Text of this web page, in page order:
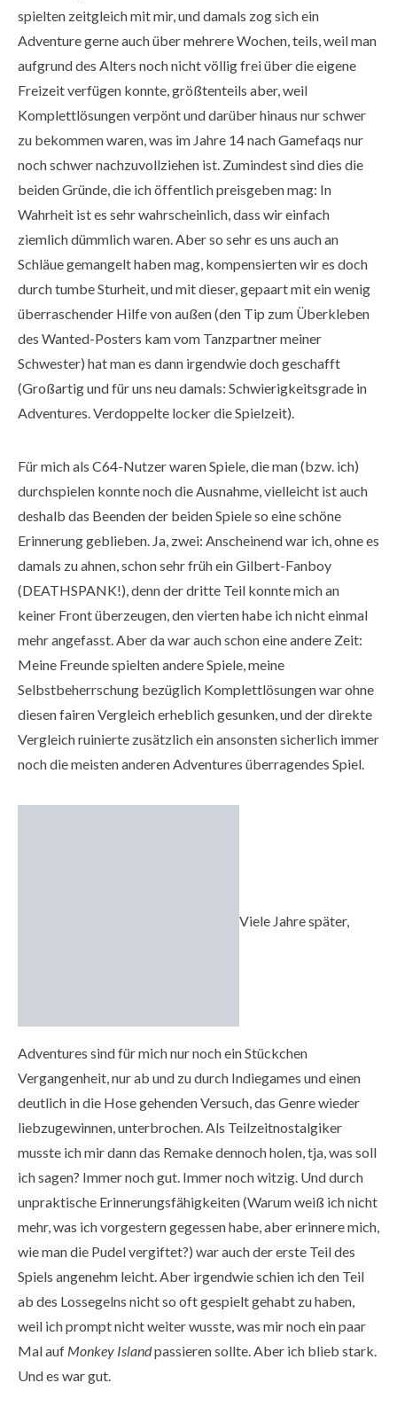
spielten zeitgleich mit mir, und damals zog sich ein
Adventure gerne auch über mehrere Wochen, teils, weil man
aufgrund des Alters noch nicht völlig frei über die eigene
Freizeit verfügen konnte, größtenteils aber, weil
Komplettlösungen verpönt und darüber hinaus nur schwer
zu bekommen waren, was im Jahre 14 nach Gamefaqs nur
noch schwer nachzuvollziehen ist. Zumindest sind dies die
beiden Gründe, die ich öffentlich preisgeben mag: In
Wahrheit ist es sehr wahrscheinlich, dass wir einfach
ziemlich dümmlich waren. Aber so sehr es uns auch an
Schläue gemangelt haben mag, kompensierten wir es doch
durch tumbe Sturheit, und mit dieser, gepaart mit ein wenig
überraschender Hilfe von außen (den Tip zum Überkleben
des Wanted-Posters kam vom Tanzpartner meiner
Schwester) hat man es dann irgendwie doch geschafft
(Großartig und für uns neu damals: Schwierigkeitsgrade in
Adventures. Verdoppelte locker die Spielzeit).
Für mich als C64-Nutzer waren Spiele, die man (bzw. ich)
durchspielen konnte noch die Ausnahme, vielleicht ist auch
deshalb das Beenden der beiden Spiele so eine schöne
Erinnerung geblieben. Ja, zwei: Anscheinend war ich, ohne es
damals zu ahnen, schon sehr früh ein Gilbert-Fanboy
(DEATHSPANK!), denn der dritte Teil konnte mich an
keiner Front überzeugen, den vierten habe ich nicht einmal
mehr angefasst. Aber da war auch schon eine andere Zeit:
Meine Freunde spielten andere Spiele, meine
Selbstbeherrschung bezüglich Komplettlösungen war ohne
diesen fairen Vergleich erheblich gesunken, und der direkte
Vergleich ruinierte zusätzlich ein ansonsten sicherlich immer
noch die meisten anderen Adventures überragendes Spiel.
Viele Jahre später,
Adventures sind für mich nur noch ein Stückchen
Vergangenheit, nur ab und zu durch Indiegames und einen
deutlich in die Hose gehenden Versuch, das Genre wieder
liebzugewinnen, unterbrochen. Als Teilzeitnostalgiker
musste ich mir dann das Remake dennoch holen, tja, was soll
ich sagen? Immer noch gut. Immer noch witzig. Und durch
unpraktische Erinnerungsfähigkeiten (Warum weiß ich nicht
mehr, was ich vorgestern gegessen habe, aber erinnere mich,
wie man die Pudel vergiftet?) war auch der erste Teil des
Spiels angenehm leicht. Aber irgendwie schien ich den Teil
ab des Lossegelns nicht so oft gespielt gehabt zu haben,
weil ich prompt nicht weiter wusste, was mir noch ein paar
Mal auf Monkey Islandpassieren sollte. Aber ich blieb stark.
Und es war gut.